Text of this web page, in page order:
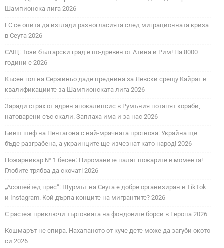
Шампионска лига 2026
ЕС се опита да изглади разногласията след миграционната криза
в Сеута 2026
САЩ: Този български град е по-древен от Атина и Рим! На 8000
години е 2026
Късен гол на Сержиньо даде преднина за Левски срещу Кайрат в
квалификациите за Шампионската лига 2026
Заради страх от ядрен апокалипсис в Румъния потапят кораби,
натоварени със скали. Заплаха има и за нас 2026
Бивш шеф на Пентагона с най-мрачната прогноза: Украйна ще
бъде разграбена, а украинците ще изчезнат като народ! 2026
Пожарникар № 1 бесен: Пироманите палят пожарите в момента!
Глобите трябва да скочат! 2026
„Асошейтед прес“: Щурмът на Сеута е добре организиран в TikTok
и Instagram. Кой дърпа конците на мигрантите? 2026
С растеж приключи търговията на фондовите борси в Европа 2026
Кошмарът не спира. Нахапаното от куче дете може да загуби окото
си 2026